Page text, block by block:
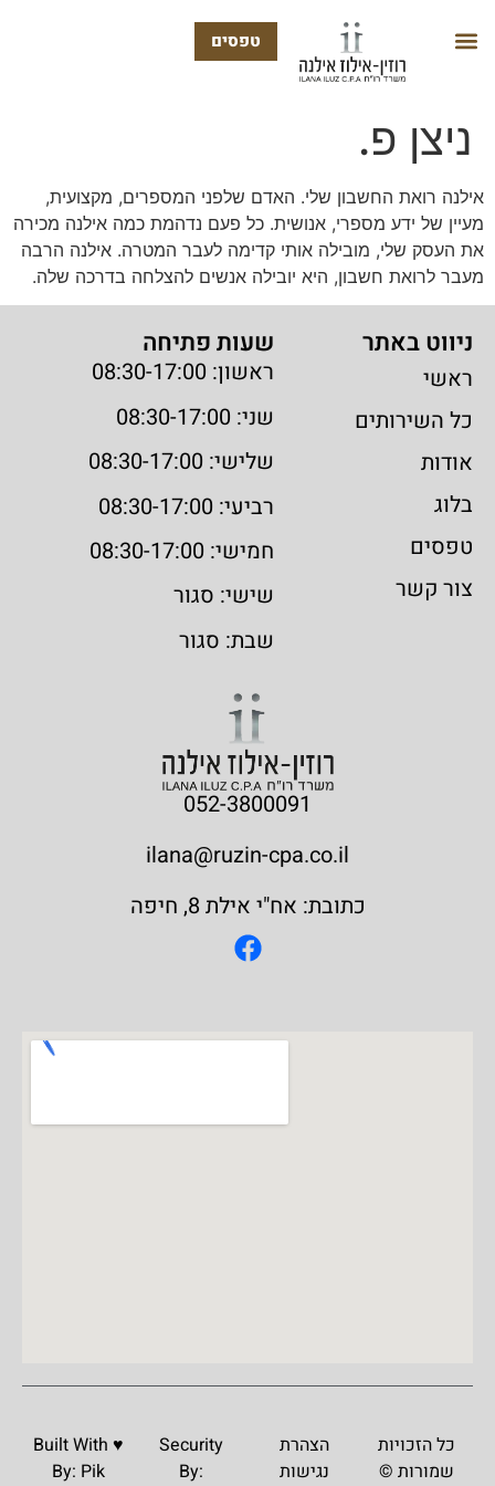
טפסים
ניצן פ.
אילנה רואת החשבון שלי. האדם שלפני המספרים, מקצועית,
מעיין של ידע מספרי, אנושית. כל פעם נדהמת כמה אילנה מכירה
את העסק שלי, מובילה אותי קדימה לעבר המטרה. אילנה הרבה
מעבר לרואת חשבון, היא יובילה אנשים להצלחה בדרכה שלה.
ניווט באתר
ראשי
כל השירותים
אודות
בלוג
טפסים
צור קשר
שעות פתיחה
ראשון: 08:30-17:00
שני: 08:30-17:00
שלישי: 08:30-17:00
רביעי: 08:30-17:00
חמישי: 08:30-17:00
שישי: סגור
שבת: סגור
052-3800091
ilana@ruzin-cpa.co.il
כתובת: אח"י אילת 8, חיפה
כל הזכויות
שמורות ©
הצהרת
נגישות
Security
By:
Built With ♥️
By: Pik